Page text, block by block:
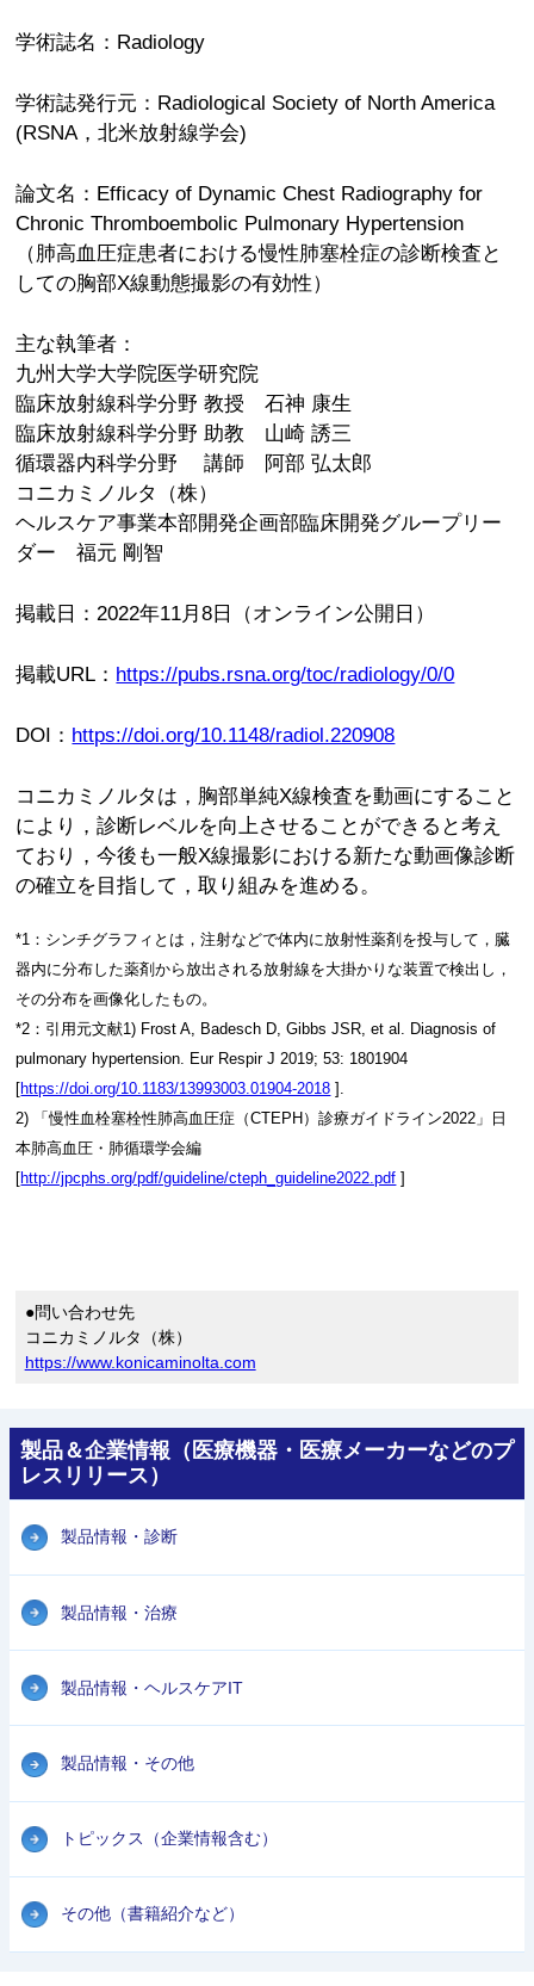
学術誌名：Radiology
学術誌発行元：Radiological Society of North America
(RSNA，北米放射線学会)
論文名：Efficacy of Dynamic Chest Radiography for
Chronic Thromboembolic Pulmonary Hypertension
（肺高血圧症患者における慢性肺塞栓症の診断検査と
しての胸部X線動態撮影の有効性）
主な執筆者：
九州大学大学院医学研究院
臨床放射線科学分野 教授 石神 康生
臨床放射線科学分野 助教 山崎 誘三
循環器内科学分野 講師 阿部 弘太郎
コニカミノルタ（株）
ヘルスケア事業本部開発企画部臨床開発グループリー
ダー 福元 剛智
掲載日：2022年11月8日（オンライン公開日）
掲載URL： https://pubs.rsna.org/toc/radiology/0/0
DOI： https://doi.org/10.1148/radiol.220908
コニカミノルタは，胸部単純X線検査を動画にすること
により，診断レベルを向上させることができると考え
ており，今後も一般X線撮影における新たな動画像診断
の確立を目指して，取り組みを進める。
*1：シンチグラフィとは，注射などで体内に放射性薬剤を投与して，臓
器内に分布した薬剤から放出される放射線を大掛かりな装置で検出し，
その分布を画像化したもの。
*2：引用元文献1) Frost A, Badesch D, Gibbs JSR, et al. Diagnosis of
pulmonary hypertension. Eur Respir J 2019; 53: 1801904
[https://doi.org/10.1183/13993003.01904-2018 ].
2) 「慢性血栓塞栓性肺高血圧症（CTEPH）診療ガイドライン2022」日
本肺高血圧・肺循環学会編
[http://jpcphs.org/pdf/guideline/cteph_guideline2022.pdf ]
●問い合わせ先
コニカミノルタ（株）
https://www.konicaminolta.com
製品＆企業情報（医療機器・医療メーカーなどのプ
レスリリース）
製品情報・診断
製品情報・治療
製品情報・ヘルスケアIT
製品情報・その他
トピックス（企業情報含む）
その他（書籍紹介など）